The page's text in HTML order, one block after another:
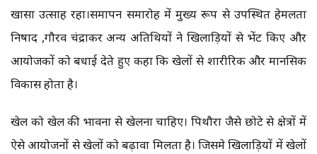
खासा उत्साह रहा।समापन समारोह में मुख्य रूप से उपस्थित हेमलता
निषाद ,गौरव चंद्राकर अन्य अतिथियों ने खिलाड़ियों से भेंट किए और
आयोजकों को बधाई देते हुए कहा कि खेलों से शारीरिक और मानसिक
विकास होता है।
खेल को खेल की भावना से खेलना चाहिए। पिथौरा जैसे छोटे से क्षेत्रों में
ऐसे आयोजनों से खेलों को बढ़ावा मिलता है। जिसमे खिलाड़ियों में खेलों